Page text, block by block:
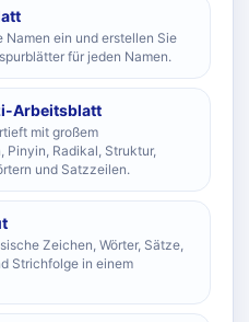
Namen ein und erstellen Sie
für jeden Namen.
Arbeitsblatt
mit großem
Pinyin, Radikal, Struktur,
und Satzzeilen.
Zeichen, Wörter, Sätze,
Strichfolge in einem